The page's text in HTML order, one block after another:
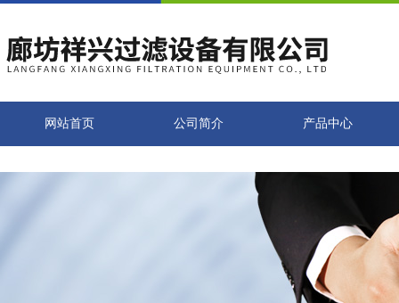
网站首页 公司简介 产品中心